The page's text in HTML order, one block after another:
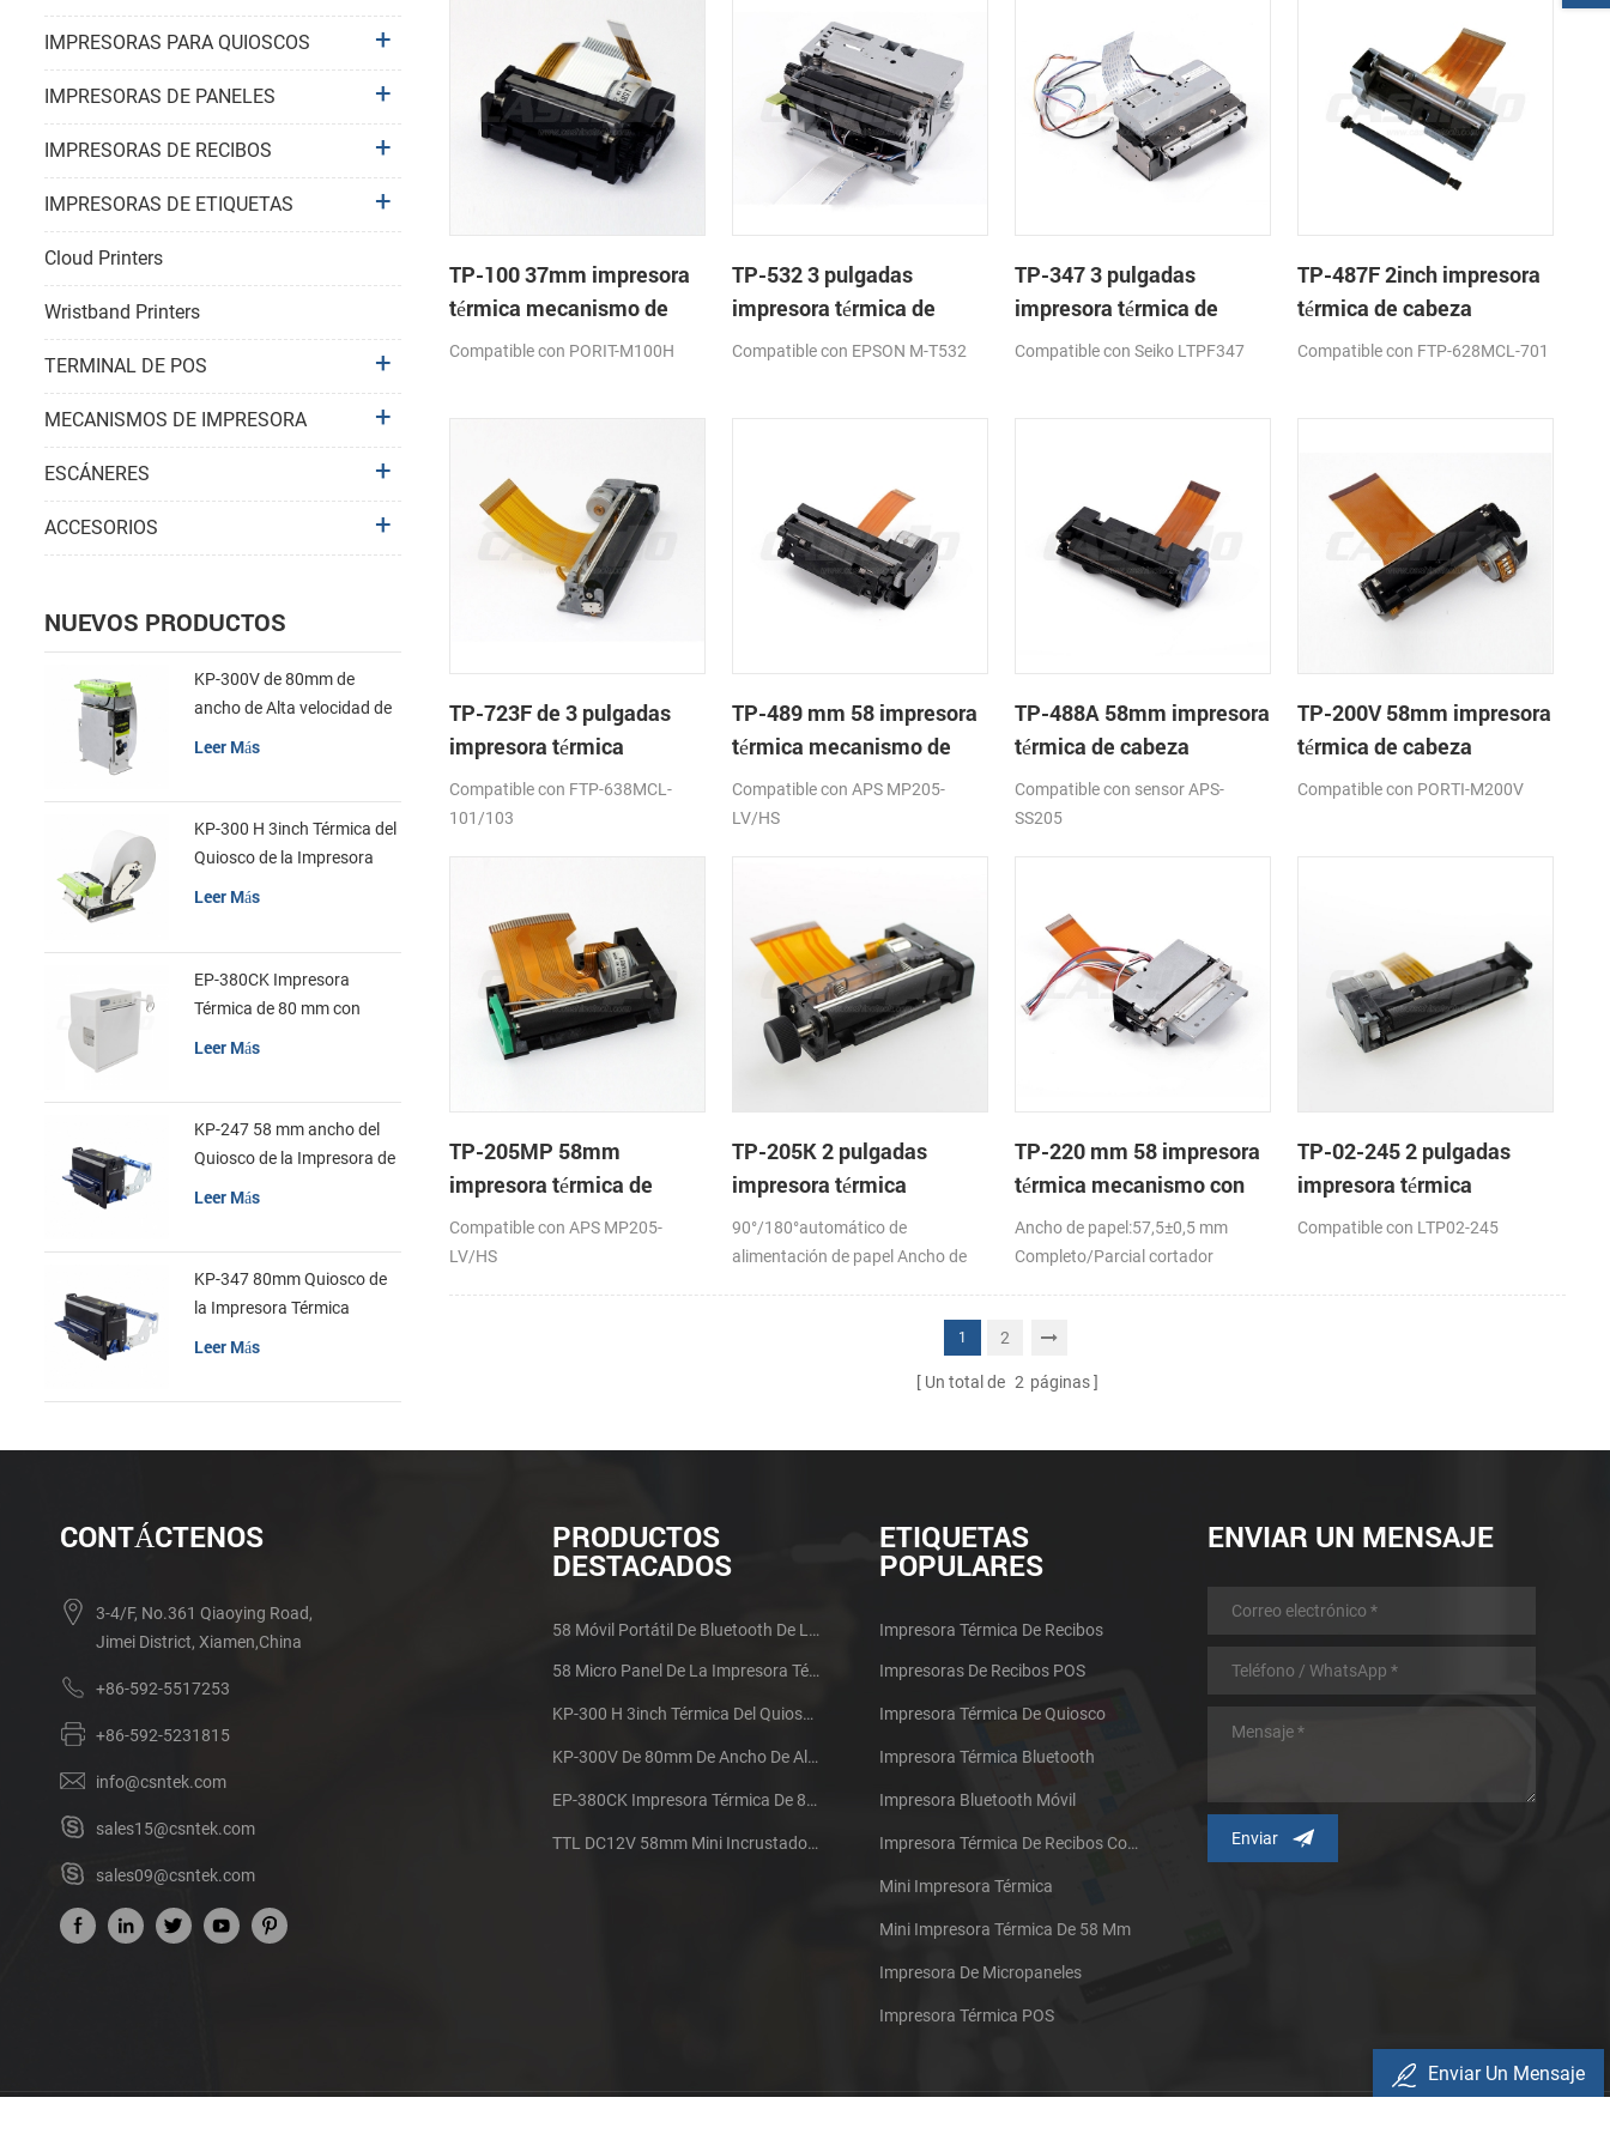
TP-100 37mm impresora
térmica mecanismo de
Compatible con PORIT-M100H
TP-532 3 pulgadas
impresora térmica de
cabeza con cortador
Compatible con EPSON M-T532
TP-347 3 pulgadas
impresora térmica de
cabeza con cortador
Compatible con Seiko LTPF347
TP-487F 2inch impresora
térmica de cabeza
Compatible con FTP-628MCL-701
TP-723F de 3 pulgadas
impresora térmica
mecanismo de
Compatible con FTP-638MCL-
101/103
TP-489 mm 58 impresora
térmica mecanismo de
Compatible con APS MP205-
LV/HS
TP-488A 58mm impresora
térmica de cabeza
Compatible con sensor APS-
SS205
TP-200V 58mm impresora
térmica de cabeza
Compatible con PORTI-M200V
TP-205MP 58mm
impresora térmica de
cabeza
Compatible con APS MP205-
LV/HS
TP-205K 2 pulgadas
impresora térmica
mecanismo de
90°/180°automático de
alimentación de papel Ancho de
TP-220 mm 58 impresora
térmica mecanismo con
cortador automático
Ancho de papel:57,5±0,5 mm
Completo/Parcial cortador
TP-02-245 2 pulgadas
impresora térmica
mecanismo de
Compatible con LTP02-245
1 2
Un total de 2 páginas
IMPRESORAS PARA QUIOSCOS
IMPRESORAS DE PANELES
IMPRESORAS DE RECIBOS
IMPRESORAS DE ETIQUETAS
Cloud Printers
Wristband Printers
TERMINAL DE POS
MECANISMOS DE IMPRESORA
ESCÁNERES
ACCESORIOS
NUEVOS PRODUCTOS
KP-300V de 80mm de
ancho de Alta velocidad de
la Impresora Térmica del
Leer Más
KP-300 H 3inch Térmica del
Quiosco de la Impresora
Módulo de
Leer Más
EP-380CK Impresora
Térmica de 80 mm con
Leer Más
KP-247 58 mm ancho del
Quiosco de la Impresora de
Leer Más
KP-347 80mm Quiosco de
la Impresora Térmica
Leer Más
CONTÁCTENOS
3-4/F, No.361 Qiaoying Road,
Jimei District, Xiamen,China
+86-592-5517253
+86-592-5231815
info@csntek.com
sales15@csntek.com
sales09@csntek.com
PRODUCTOS
DESTACADOS
58 Móvil Portátil De Bluetooth De La Impresora Térmica De PTP-II
58 Micro Panel De La Impresora Térmica De Recibos CSN-A1
KP-300 H 3inch Térmica Del Quiosco De La Impresora Módulo De
KP-300V De 80mm De Ancho De Alta Velocidad De La Impresora Térmica Del Quiosco
EP-380CK Impresora Térmica De 80 Mm Con Bloqueo De La Tapa
TTL DC12V 58mm Mini Incrustado Taxi De La Impresora Térmica De Recibos
ETIQUETAS
POPULARES
Impresora Térmica De Recibos
Impresoras De Recibos POS
Impresora Térmica De Quiosco
Impresora Térmica Bluetooth
Impresora Bluetooth Móvil
Impresora Térmica De Recibos Con Micropanel.
Mini Impresora Térmica
Mini Impresora Térmica De 58 Mm
Impresora De Micropaneles
Impresora Térmica POS
ENVIAR UN MENSAJE
Enviar Un Mensaje